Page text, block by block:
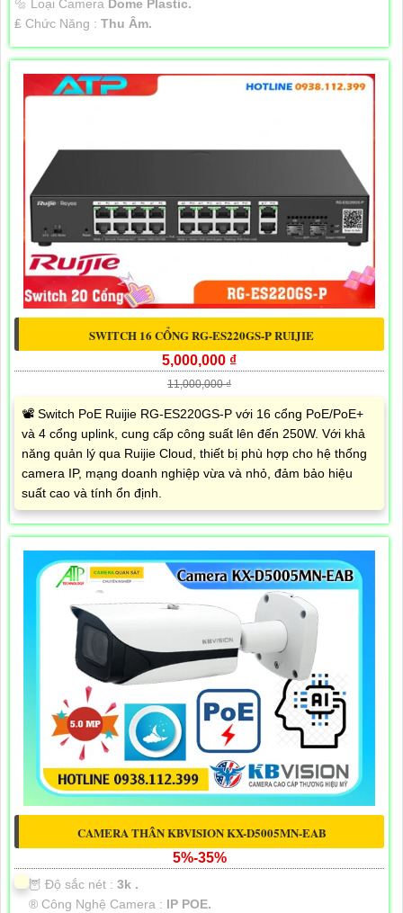
🔩 Loại Camera Dome Plastic.
️₤ Chức Năng : Thu Âm.
SWITCH 16 CỔNG RG-ES220GS-P RUIJIE
5,000,000 ₫
11,000,000 ₫
📽 Switch PoE Ruijie RG-ES220GS-P với 16 cổng PoE/PoE+
và 4 cổng uplink, cung cấp công suất lên đến 250W. Với khả
năng quản lý qua Ruijie Cloud, thiết bị phù hợp cho hệ thống
camera IP, mạng doanh nghiệp vừa và nhỏ, đảm bảo hiệu
suất cao và tính ổn định.
CAMERA THÂN KBVISION KX-D5005MN-EAB
5%-35%
🦉 Độ sắc nét : 3k .
®️ Công Nghệ Camera : IP POE.